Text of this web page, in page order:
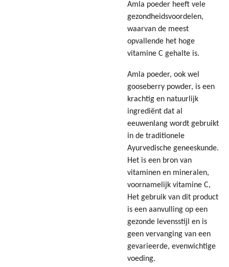
Amla poeder heeft vele
gezondheidsvoordelen,
waarvan de meest
opvallende het hoge
vitamine C gehalte is.
Amla poeder, ook wel
gooseberry powder, is een
krachtig en natuurlijk
ingrediënt dat al
eeuwenlang wordt gebruikt
in de traditionele
Ayurvedische geneeskunde.
Het is een bron van
vitaminen en mineralen,
voornamelijk vitamine C,
Het gebruik van dit product
is een aanvulling op een
gezonde levensstijl en is
geen vervanging van een
gevarieerde, evenwichtige
voeding.